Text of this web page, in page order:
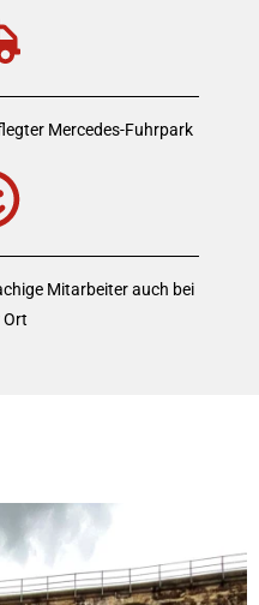
Mercedes-Fuhrpark
Mitarbeiter auch bei
Ort